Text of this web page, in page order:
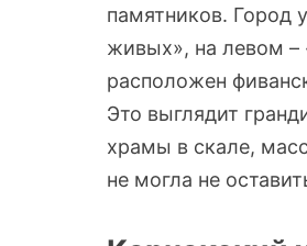
памятников. Город
живых», на левом –
расположен
Это выглядит
храмы в скале,
не могла не